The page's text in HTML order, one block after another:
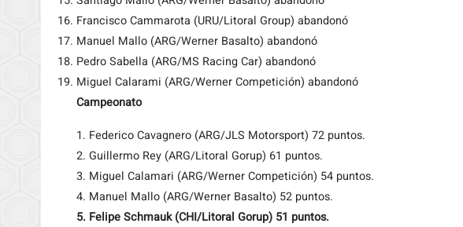
Francisco Cammarota (URU/Litoral Group) abandonó
Manuel Mallo (ARG/Werner Basalto) abandonó
Pedro Sabella (ARG/MS Racing Car) abandonó
Miguel Calarami (ARG/Werner Competición) abandonó
Campeonato
1. Federico Cavagnero (ARG/JLS Motorsport) 72 puntos.
2. Guillermo Rey (ARG/Litoral Gorup) 61 puntos.
3. Miguel Calamari (ARG/Werner Competición) 54 puntos.
4. Manuel Mallo (ARG/Werner Basalto) 52 puntos.
5. Felipe Schmauk (CHI/Litoral Gorup) 51 puntos.